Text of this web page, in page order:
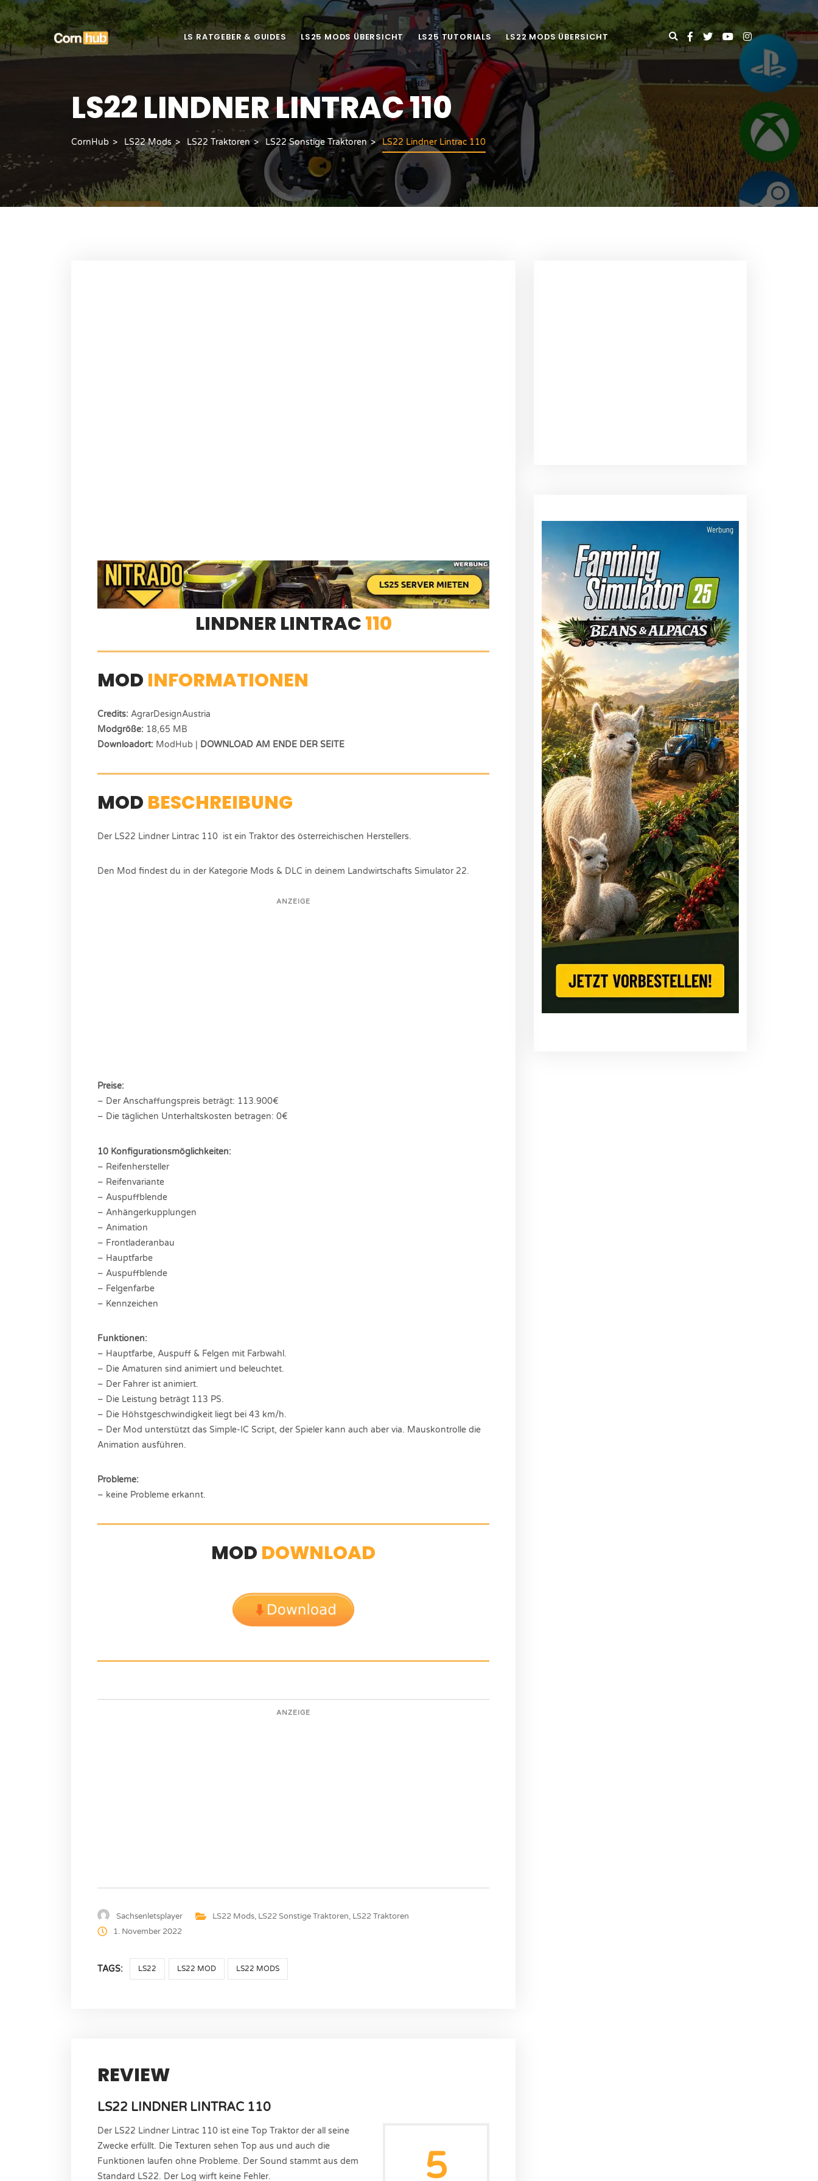
LS RATGEBER & GUIDES LS25 MODS ÜBERSICHT LS25 TUTORIALS LS22 MODS ÜBERSICHT
LS22 LINDNER LINTRAC 110
CornHub LS22 Mods LS22 Traktoren LS22 Sonstige Traktoren LS22 Lindner Lintrac 110
LINDNER LINTRAC110
MOD INFORMATIONEN
Credits: AgrarDesignAustria
Modgröße: 18,65 MB
Downloadort: ModHub | DOWNLOAD AM ENDE DER SEITE
MOD BESCHREIBUNG
Der LS22 Lindner Lintrac 110 ist ein Traktor desösterreichischen Herstellers.
Den Mod findest du in der Kategorie Mods & DLC in deinem Landwirtschafts Simulator 22.
ANZEIGE
Preise:
– Der Anschaffungspreis beträgt: 113.900€
– Die täglichen Unterhaltskosten betragen: 0€
10 Konfigurationsmöglichkeiten:
– Reifenhersteller
– Reifenvariante
– Auspuffblende
– Anhängerkupplungen
– Animation
– Frontladeranbau
– Hauptfarbe
– Auspuffblende
– Felgenfarbe
– Kennzeichen
Funktionen:
– Hauptfarbe, Auspuff & Felgen mit Farbwahl.
– Die Amaturen sind animiert und beleuchtet.
– Der Fahrer ist animiert.
– Die Leistung beträgt 113 PS.
– Die Höhstgeschwindigkeit liegt bei 43 km/h.
– Der Mod unterstützt das Simple-IC Script, der Spieler kann auch aber via. Mauskontrolle die
Animation ausführen.
Probleme:
– keine Probleme erkannt.
MOD DOWNLOAD
ANZEIGE
Sachsenletsplayer LS22 Mods, LS22 Sonstige Traktoren, LS22 Traktoren
1. November 2022
TAGS: LS22 LS22 MOD LS22 MODS
REVIEW
LS22 LINDNER LINTRAC 110
5
Der LS22 Lindner Lintrac 110 ist eine Top Traktor der all seine
Zwecke erfüllt. Die Texturen sehen Top aus und auch die
Funktionen laufen ohne Probleme. Der Sound stammt aus dem
Standard LS22. Der Log wirft keine Fehler.